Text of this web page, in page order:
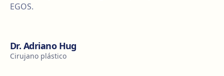
EGOS.
Dr. Adriano Hug
Cirujano plástico